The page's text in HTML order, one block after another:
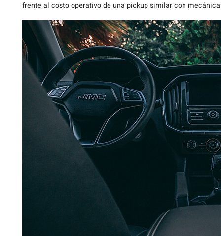
frente al costo operativo de una pickup similar con